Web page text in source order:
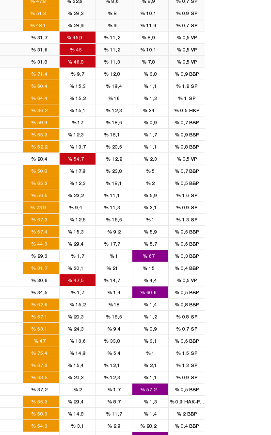
%51,3 % 28,3 %8
2
% 10,1 %0,9 SP
%48,1 % 28,9 %9 % 11,9 %0,7 SP
% 31,7 %45,9 % 11,2 % 8,9 %0,5VP
% 31,6 %45 % 11,2 % 10,1 %0,5VP
% 31,8 % 46,8 % 11,3 % 7,8 %0,5VP
% 71,4 % 9,7 % 12,8 % 3,8 %0,9BBP
% 60,4 % 15,3 % 19,4 % 1,1 %1,2 SP
% 64,4 % 15,2 %16 % 1,3 % 1 SP
% 36,2 % 15,1 % 12,3 %34
1
% 0,5 HKP
% 59,9 %17 % 18,6 % 0,9 %0,7BBP
% 65,3 % 12,3 % 18,1
1
% 1,7 %0,9BBP
% 62,2 % 13,7 % 20,5 % 1,1 %0,8BBP
% 28,4 % 54,7 % 12,2 % 2,3 %0,5VP
% 50,8 % 17,9 % 23,8 %5 %0,7BBP
% 65,3 % 12,3 % 18,1 %2 %0,5BBP
% 56,5 % 23,2
3
% 11,1 % 5,9 %1,6 SP
%73,9 % 9,4
1
% 11,3 % 3,1 %0,9 SP
% 67,3 % 12,5 % 15,6 %1 %1,3 SP
% 67,4 % 15,3
1
% 9,2 % 5,9 %0,6BBP
% 44,3 % 29,4 % 17,7 % 5,7 %0,6BBP
% 29,3 % 1,7 %1 %67
4
%0,3BBP
% 31,7 % 30,1 %21 %15 %0,4BBP
% 30,6 % 47,5 % 14,7 % 4,4 %0,5VP
% 34,5 % 1,7 % 1,4 % 60,6 %0,5BBP
% 62,6 % 15,2 %18 % 1,4 %0,8BBP
% 57,1 % 20,3
1
% 18,5 % 1,2 %0,8 SP
% 63,1 % 24,3 % 9,4 % 0,9 %0,7 SP
%47 % 13,6 % 33,8 % 3,1 %0,6BBP
% 75,4 % 14,9 % 5,4 %1 %1,5 SP
% 67,3 % 15,4 % 12,1 % 2,1 %1,3 SP
% 63,5 % 20,3 % 12,3 % 1,1 %0,9 SP
% 37,2 %2 % 1,7 % 57,2 %0,5BBP
% 56,3 % 29,4 % 8,7 % 1,3 %0,9 HAK-PAR
% 68,3 % 14,8 % 11,7 % 1,4 % 2 BBP
% 64,3 % 3,1 % 2,9 % 28,2 %0,4BBP